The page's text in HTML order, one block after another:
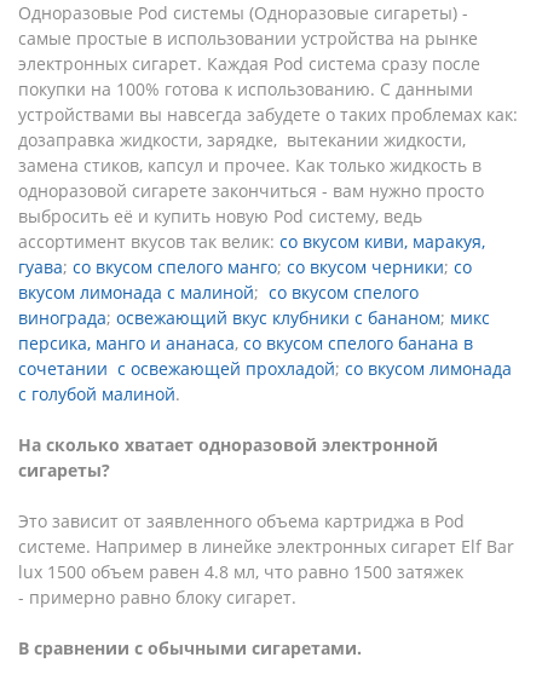
Одноразовые Pod системы (Одноразовые сигареты) -
самые простые в использовании устройства на рынке
электронных сигарет. Каждая Pod система сразу после
покупки на 100% готова к использованию. С данными
устройствами вы навсегда забудете о таких проблемах как:
дозаправка жидкости, зарядке, вытекании жидкости,
замена стиков, капсул и прочее. Как только жидкость в
одноразовой сигарете закончиться - вам нужно просто
выбросить её и купить новую Pod систему, ведь
ассортимент вкусов так велик: со вкусом киви, маракуя,
гуава; со вкусом спелого манго; со вкусом черники; со
вкусом лимонада с малиной; со вкусом спелого
винограда; освежающий вкус клубники с бананом; микс
персика, манго и ананаса, со вкусом спелого банана в
сочетании с освежающей прохладой; со вкусом лимонада
с голубой малиной.
На сколько хватает одноразовой электронной
сигареты?
Это зависит от заявленного объема картриджа в Pod
системе. Например в линейке электронных сигарет Elf Bar
lux 1500 объем равен 4.8 мл, что равно 1500 затяжек
- примерно равно блоку сигарет.
В сравнении с обычными сигаретами.